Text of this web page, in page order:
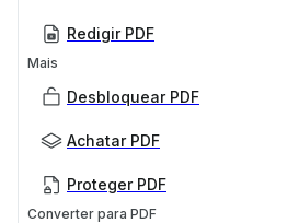
Redigir PDF
Mais
Desbloquear PDF
Achatar PDF
Proteger PDF
Converter para PDF